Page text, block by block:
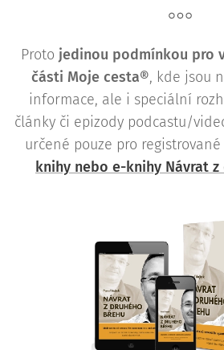
Proto jedinou podmínkou pro
části Moje cesta®, kde jsou
informace, ale i speciální
články či epizody podcastu/
určené pouze pro registrované
knihy nebo e-knihy Návrat